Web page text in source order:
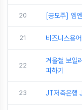
20 [공모주] 엠
21 비즈니스용
22
겨울철 보일
피하기
23 JT저축은행